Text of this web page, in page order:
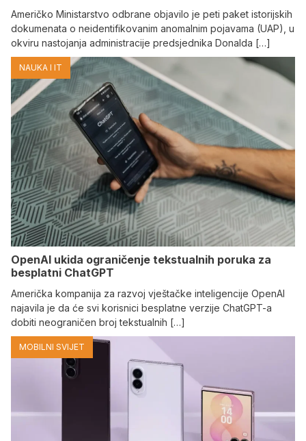
Američko Ministarstvo odbrane objavilo je peti paket istorijskih
dokumenata o neidentifikovanim anomalnim pojavama (UAP), u
okviru nastojanja administracije predsjednika Donalda […]
NAUKA I IT
OpenAI ukida ograničenje tekstualnih poruka za
besplatni ChatGPT
Američka kompanija za razvoj vještačke inteligencije OpenAI
najavila je da će svi korisnici besplatne verzije ChatGPT-a
dobiti neograničen broj tekstualnih […]
MOBILNI SVIJET